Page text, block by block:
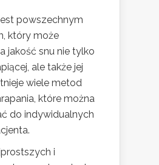
powszechnym
który może
jakość snu nie tylko
ale także jej
wiele metod
które można
do indywidualnych
i